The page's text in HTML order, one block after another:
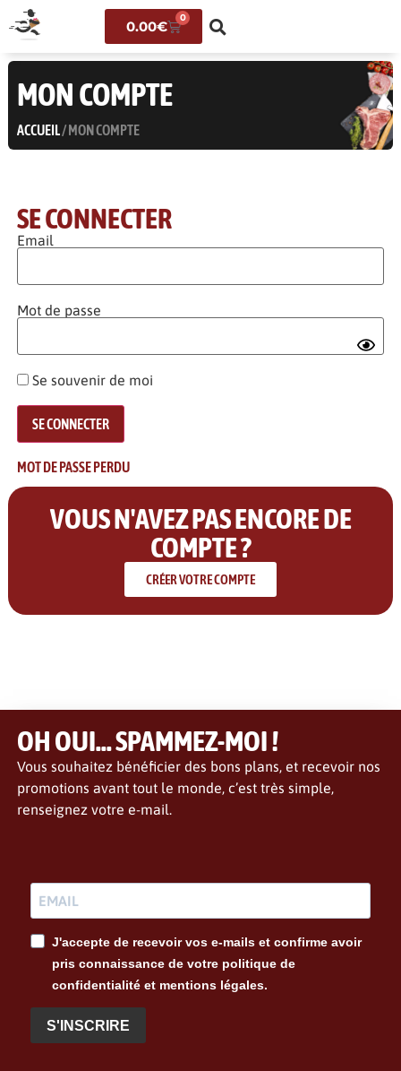
0.00€
0
MON COMPTE
ACCUEIL / MON COMPTE
SE CONNECTER
Email
Mot de passe
Se souvenir de moi
MOT DE PASSE PERDU
VOUS N'AVEZ PAS ENCORE DE
COMPTE ?
CRÉER VOTRE COMPTE
OH OUI... SPAMMEZ-MOI !
Vous souhaitez bénéficier des bons plans, et recevoir nos
promotions avant tout le monde, c’est très simple,
renseignez votre e-mail.
J'accepte de recevoir vos e-mails et confirme avoir
pris connaissance de votre politique de
confidentialité et mentions légales.
S'INSCRIRE